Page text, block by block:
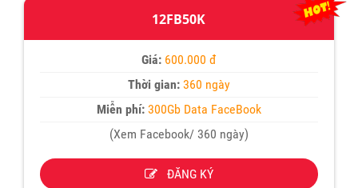
12FB50K
Giá: 600.000 đ
Thời gian: 360 ngày
Miễn phí:300Gb Data FaceBook
(Xem Facebook/ 360 ngày)
ĐĂNG KÝ